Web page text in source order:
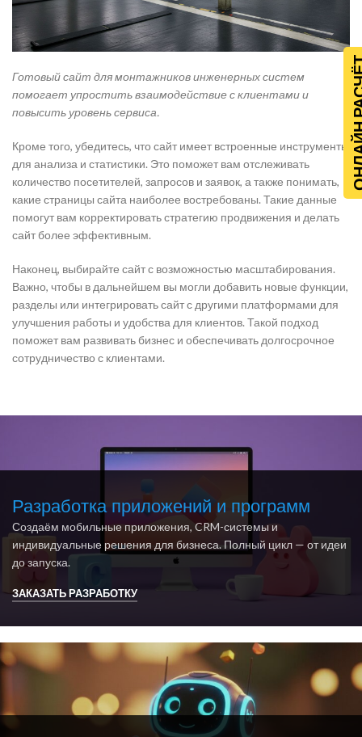
Готовый сайт для монтажников инженерных систем
помогает упростить взаимодействие с клиентами и
повысить уровень сервиса.
Кроме того, убедитесь, что сайт имеет встроенные инструменты
для анализа и статистики. Это поможет вам отслеживать
количество посетителей, запросов и заявок, а также понимать,
какие страницы сайта наиболее востребованы. Такие данные
помогут вам корректировать стратегию продвижения и делать
сайт более эффективным.
Наконец, выбирайте сайт с возможностью масштабирования.
Важно, чтобы в дальнейшем вы могли добавить новые функции,
разделы или интегрировать сайт с другими платформами для
улучшения работы и удобства для клиентов. Такой подход
поможет вам развивать бизнес и обеспечивать долгосрочное
сотрудничество с клиентами.
Разработка приложений и программ
Создаём мобильные приложения, CRM-системы и
индивидуальные решения для бизнеса. Полный цикл — от идеи
до запуска.
ЗАКАЗАТЬ РАЗРАБОТКУ